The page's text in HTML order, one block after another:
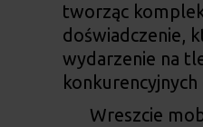
tworząc
doświadczenie,
wydarzenie na
Wreszcie